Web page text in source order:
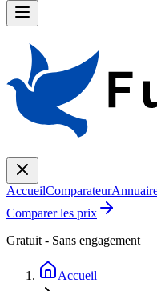
AccueilComparateur
Comparer les prix
Gratuit - Sans engagement
Accueil